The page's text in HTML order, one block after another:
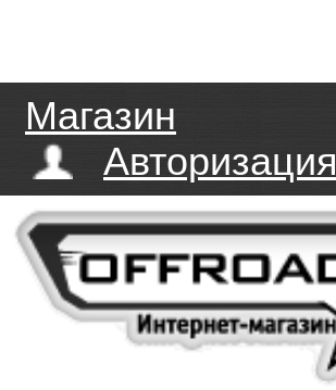
Магазин
Авторизация